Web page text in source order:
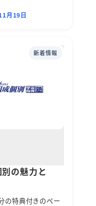
月19日
新着情報
別の魅力と
の特典付きのペー